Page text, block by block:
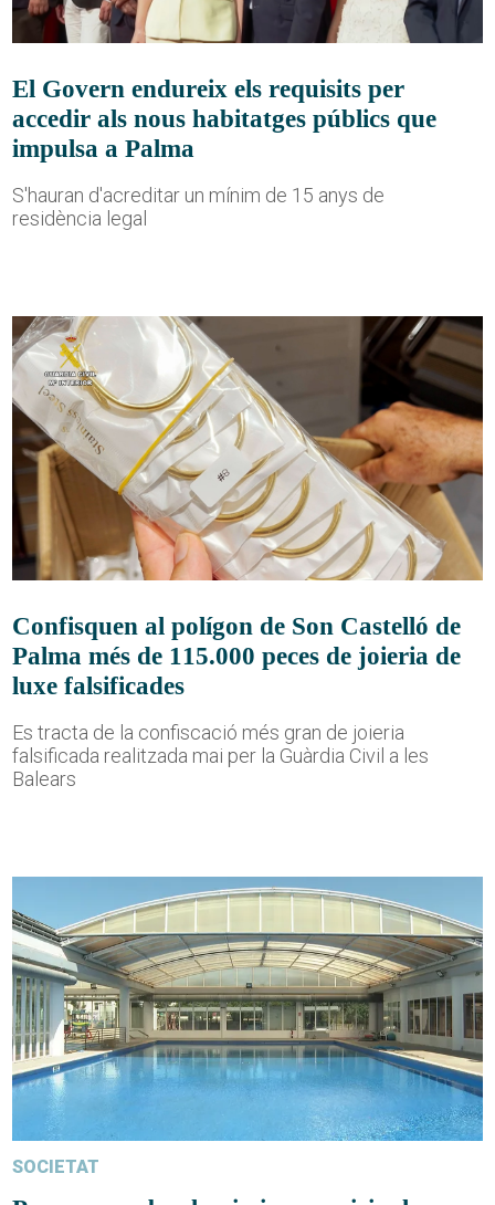
El Govern endureix els requisits per
accedir als nous habitatges públics que
impulsa a Palma
S'hauran d'acreditar un mínim de 15 anys de
residència legal
Confisquen al polígon de Son Castelló de
Palma més de 115.000 peces de joieria de
luxe falsificades
Es tracta de la confiscació més gran de joieria
falsificada realitzada mai per la Guàrdia Civil a les
Balears
SOCIETAT